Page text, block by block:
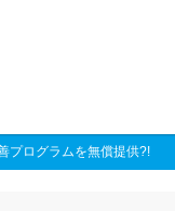
プログラムを無償提供?!